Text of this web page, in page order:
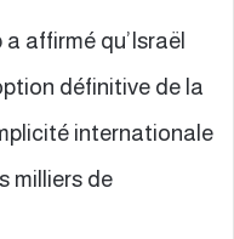
affirmé qu’Israël
définitive de la
internationale
milliers de